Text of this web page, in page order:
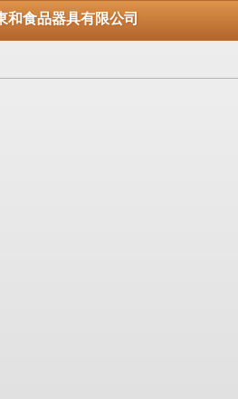
和食品器具有限公司